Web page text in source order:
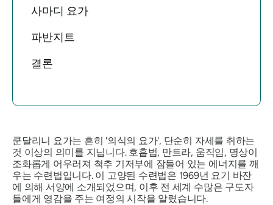
사마디 요가
파반지트
결론
쿤달리니 요가는 흔히 '의식의 요가', 단순히 자세를 취하는
것 이상의 의미를 지닙니다. 호흡법, 만트라, 움직임, 명상이
조화롭게 어우러져 척추 기저부에 잠들어 있는 에너지를 깨
우는 수련법입니다. 이 고양된 수련법은 1969년 요기 바잔
에 의해 서양에 소개되었으며, 이후 전 세계 수많은 구도자
들에게 영감을 주는 여정의 시작을 알렸습니다.